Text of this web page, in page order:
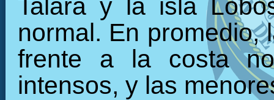
Talara y la isla
normal. En promedio,
frente a la costa
intensos, y las